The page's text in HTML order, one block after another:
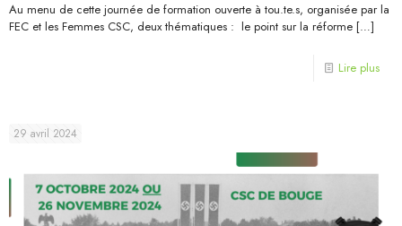
Au menu de cette journée de formation ouverte à tou.te.s, organisée par la
FEC et les Femmes CSC, deux thématiques : le point sur la réforme […]
Lire plus
29 avril 2024